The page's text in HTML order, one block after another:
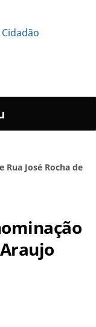
Rua José Rocha de